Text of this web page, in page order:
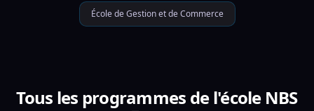
École de Gestion et de Commerce
Tous les programmes de l'école NBS